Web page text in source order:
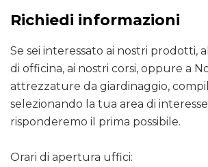
Richiedi informazioni
Se sei interessato ai nostri prodotti,
di officina, ai nostri corsi, oppure a
attrezzature da giardinaggio,
selezionando la tua area di
risponderemo il prima possibile.
Orari di apertura uffici: